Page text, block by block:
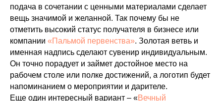
подача в сочетании с ценными материалами сделает
вещь значимой и желанной. Так почему бы не
отметить высокий статус получателя в бизнесе или
компании «Пальмой первенства». Золотая ветвь и
именная надпись сделают сувенир индивидуальным.
Он точно порадует и займет достойное место на
рабочем столе или полке достижений, а логотип будет
напоминанием о мероприятии и дарителе.
Еще один интересный вариант – «Вечный